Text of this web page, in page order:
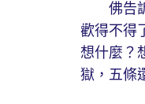
佛告訴
歡得不得
想什麼？
獄，五條